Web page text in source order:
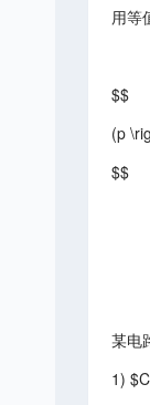
用等
$$
(p
$$
某电
1)